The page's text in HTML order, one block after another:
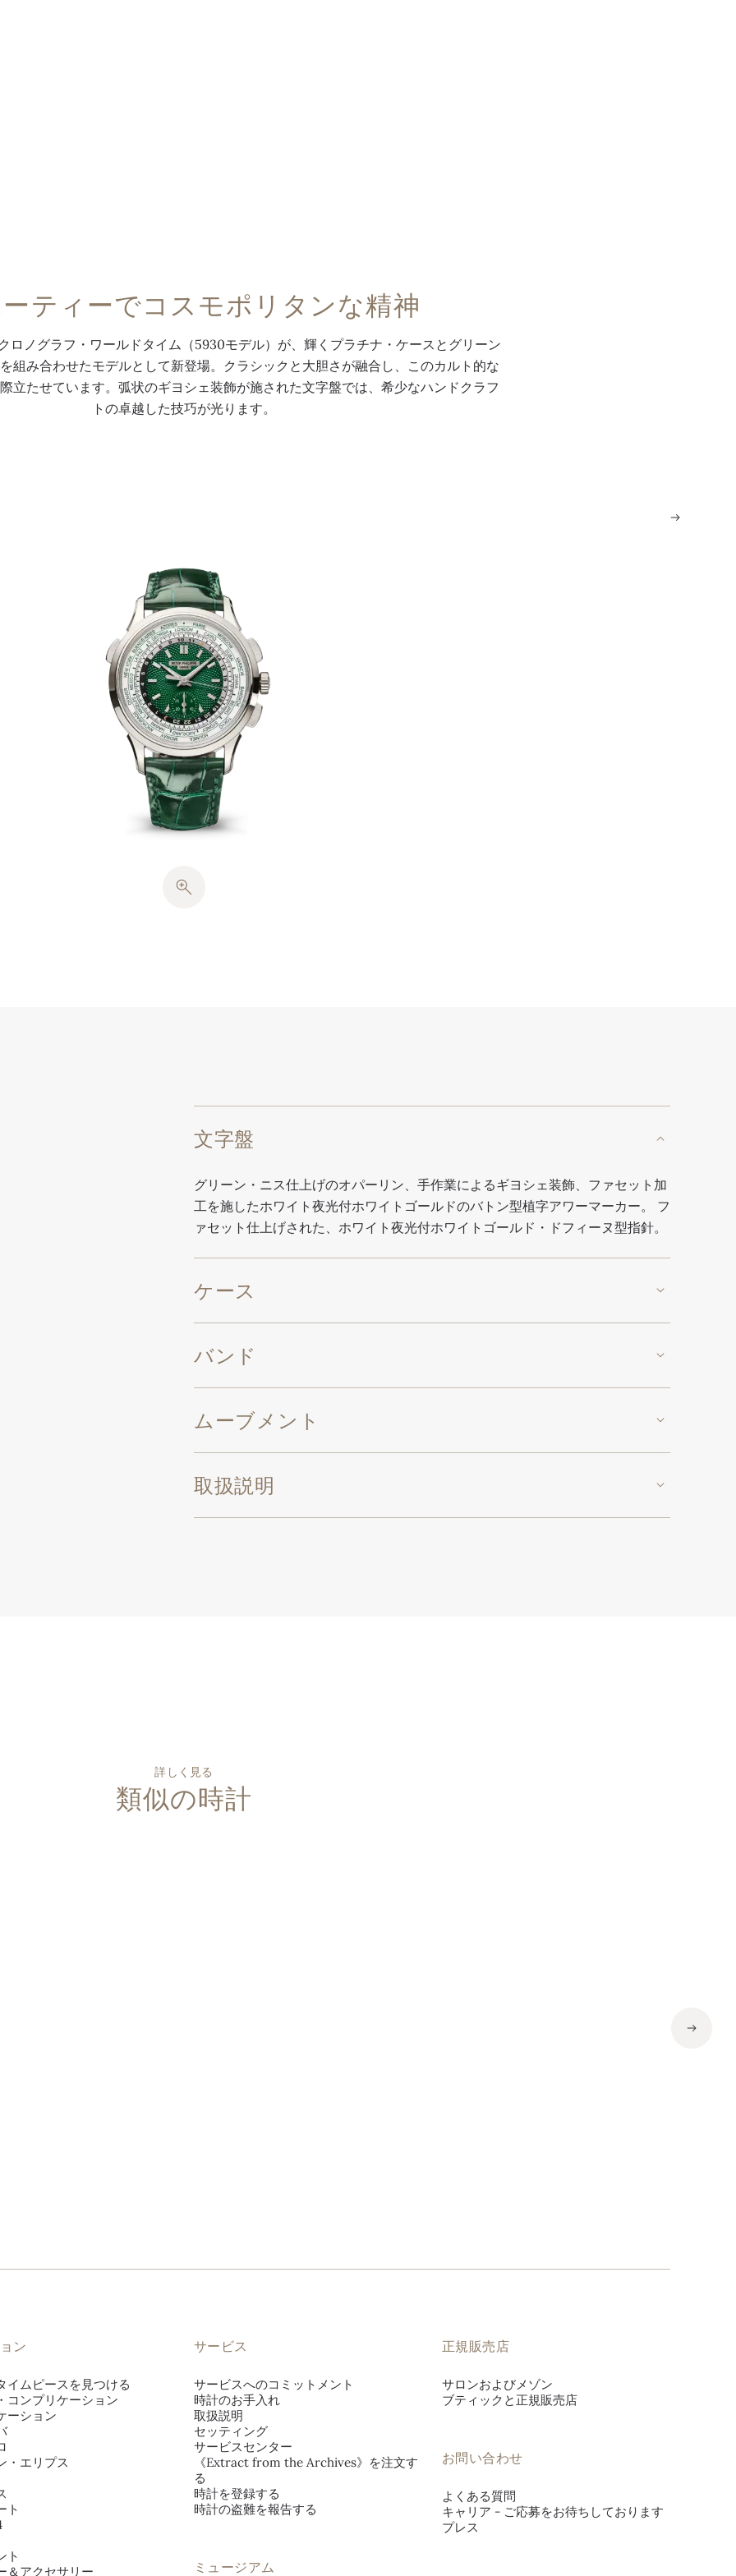
ティーでコスモポリタンな精神
ロノグラフ・ワールドタイム（5930モデル）が、輝くプラチナ・ケースとグリーン
組み合わせたモデルとして新登場。クラシックと大胆さが融合し、このカルト的な
立たせています。弧状のギヨシェ装飾が施された文字盤では、希少なハンドクラフ
トの卓越した技巧が光ります。
文字盤
グリーン・ニス仕上げのオパーリン、手作業によるギヨシェ装飾、ファセット加
工を施したホワイト夜光付ホワイトゴールドのバトン型植字アワーマーカー。 フ
ァセット仕上げされた、ホワイト夜光付ホワイトゴールド・ドフィーヌ型指針。
ケース
バンド
ムーブメント
取扱説明
詳しく見る
類似の時計
ン
イムピースを見つける
コンプリケーション
ーション
・エリプス
ト
ト
＆アクセサリー
サービス
サービスへのコミットメント
時計のお手入れ
取扱説明
セッティング
サービスセンター
《Extract from the Archives》を注文す
る
時計を登録する
時計の盗難を報告する
ミュージアム
正規販売店
サロンおよびメゾン
ブティックと正規販売店
お問い合わせ
よくある質問
キャリア - ご応募をお待ちしております
プレス